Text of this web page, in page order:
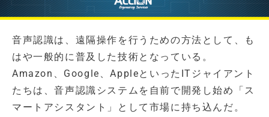
音声認識は、遠隔操作を行うための方法として、も
はや一般的に普及した技術となっている。
Amazon、Google、AppleといったITジャイアント
たちは、音声認識システムを自前で開発し始め「ス
マートアシスタント」として市場に持ち込んだ。